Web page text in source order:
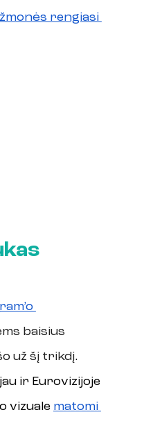
žmonės rengiasi
baisius
už šį trikdį.
ir Eurovizijoje
vizuale matomi